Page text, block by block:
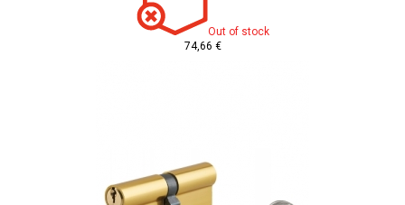
Out of stock
74,66 €